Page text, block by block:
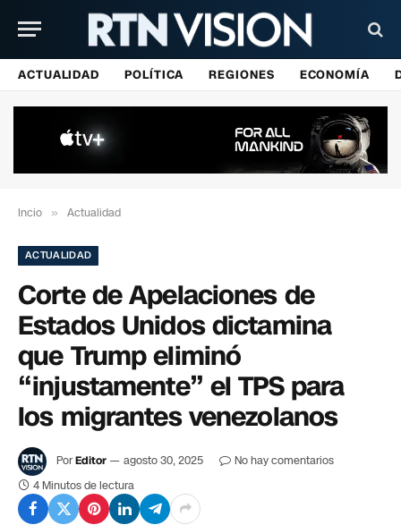
ACTUALIDAD POLÍTICA REGIONES ECONOMÍA
Incio » Actualidad
ACTUALIDAD
Corte de Apelaciones de
Estados Unidos dictamina
que Trump eliminó
“injustamente” el TPS para
los migrantes venezolanos
PorEditor agosto 30, 2025
No hay comentarios
4 Minutos de lectura